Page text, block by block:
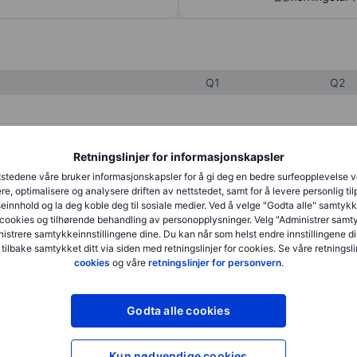
Retningslinjer for informasjonskapsler
våre bruker informasjonskapsler for å gi deg en bedre surfeopplevelse
optimalisere og analysere driften av nettstedet, samt for å levere personlig
og la deg koble deg til sosiale medier. Ved å velge "Godta alle"
og tilhørende behandling av personopplysninger. Velg "Administrer
samtykkeinnstillingene dine. Du kan når som helst endre innstillingene
samtykket ditt via siden med retningslinjer for cookies. Se våre
cookies og våre retningslinjer for personvern.
Godta alle cookies
Q1 Q2
XXXXXXX
XXXXXXX XXXXXXX
XXXXXXX XXXXXXX
XXXXXXX